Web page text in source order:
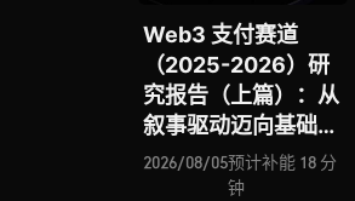
Web3 支付赛道
（2025-2026）研
究报告（上篇）：从
叙事驱动迈向基础设
施落地，稳定币、
Agent 支付与稳定
2026/08/05预计补能 18 分
钟